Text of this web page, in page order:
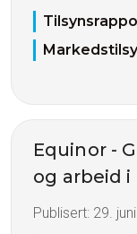
Equinor -
og arbeid i
Publisert: 29.